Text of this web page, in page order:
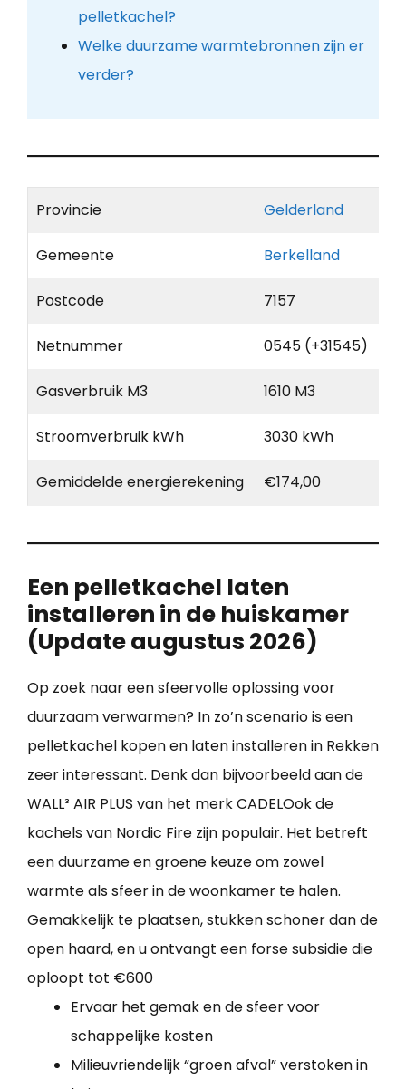
pelletkachel?
Welke duurzame warmtebronnen zijn er
verder?
Provincie Gelderland
Gemeente Berkelland
Postcode 7157
Netnummer 0545 (+31545)
Gasverbruik M3 1610 M3
Stroomverbruik kWh 3030 kWh
Gemiddelde energierekening €174,00
Een pelletkachel laten
installeren in de huiskamer
(Update augustus 2026)
Op zoek naar een sfeervolle oplossing voor
duurzaam verwarmen? In zo’n scenario is een
pelletkachel kopen en laten installeren in Rekken
zeer interessant. Denk dan bijvoorbeeld aan de
WALL³ AIR PLUS van het merk CADELOok de
kachels van Nordic Fire zijn populair. Het betreft
een duurzame en groene keuze om zowel
warmte als sfeer in de woonkamer te halen.
Gemakkelijk te plaatsen, stukken schoner dan de
open haard, en u ontvangt een forse subsidie die
oploopt tot €600
Ervaar het gemak en de sfeer voor
schappelijke kosten
Milieuvriendelijk “groen afval” verstoken in